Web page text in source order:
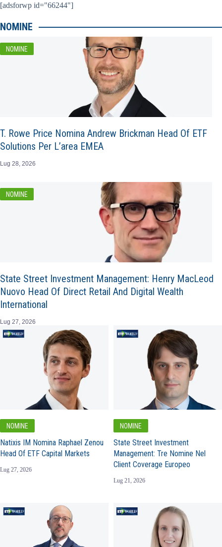
[adsforwp id="66244"]
NOMINE
NOMINE
T. Rowe Price Nomina Andrew Brickman Head Of ETF
Solutions Per L’area EMEA
Lug 28, 2026
NOMINE
State Street Investment Management: Henry MacLeod
Nuovo Head Of Direct Retail And Digital Wealth
International
Lug 27, 2026
NOMINE
Natixis IM Nomina Raphael Zenou
Head Of ETF Capital Markets
Lug 27, 2026
NOMINE
State Street Investment
Management: Tre Nomine Nel
Client Coverage Europeo
Lug 21, 2026